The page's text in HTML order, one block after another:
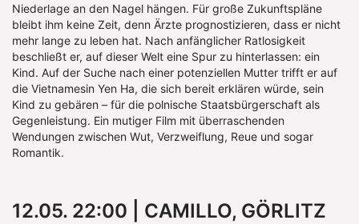
Niederlage an den Nagel hängen. Für große Zukunftspläne
bleibt ihm keine Zeit, denn Ärzte prognostizieren, dass er nicht
mehr lange zu leben hat. Nach anfänglicher Ratlosigkeit
beschließt er, auf dieser Welt eine Spur zu hinterlassen: ein
Kind. Auf der Suche nach einer potenziellen Mutter trifft er auf
die Vietnamesin Yen Ha, die sich bereit erklären würde, sein
Kind zu gebären – für die polnische Staatsbürgerschaft als
Gegenleistung. Ein mutiger Film mit überraschenden
Wendungen zwischen Wut, Verzweiflung, Reue und sogar
Romantik.
12.05. 22:00 | CAMILLO, GÖRLITZ